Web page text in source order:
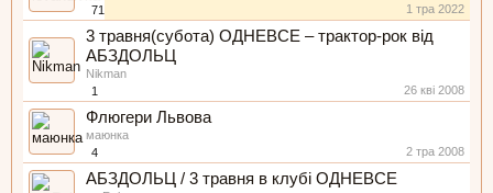
71
1 тра 2022
3 травня(субота) ОДНЕВСЕ – трактор-рок від
АБЗДОЛЬЦ
Nikman
1
26 кві 2008
Флюгери Львова
маюнка
4
2 тра 2008
АБЗДОЛЬЦ / 3 травня в клубі ОДНЕВСЕ